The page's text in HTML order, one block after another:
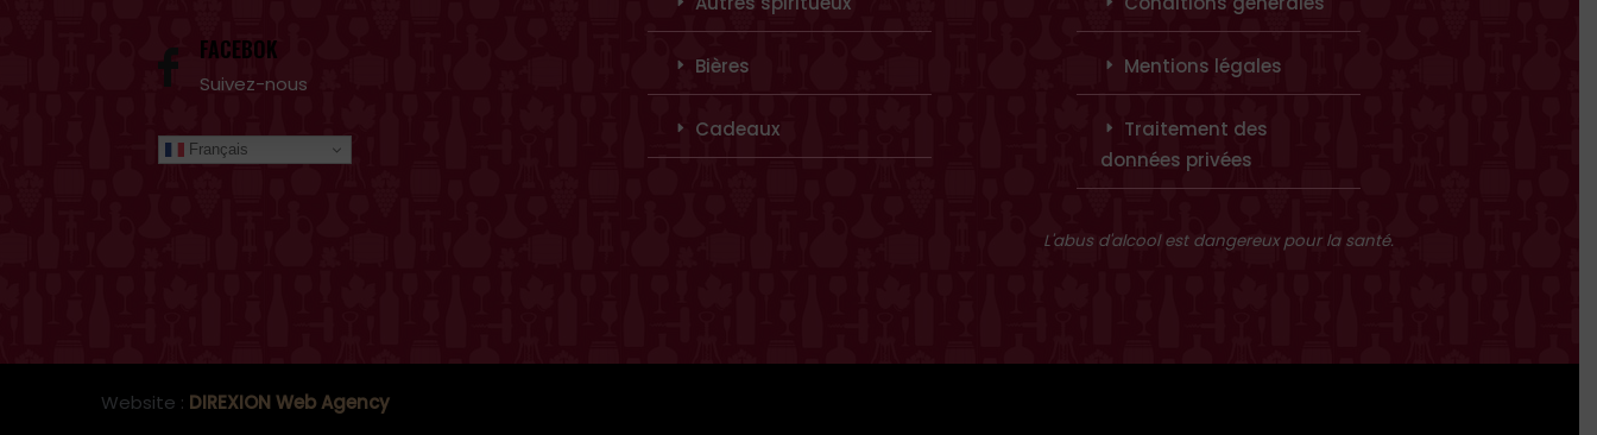
FACEBOK
Suivez-nous
Français
Bières
Cadeaux
Mentions légales
Traitement des
données privées
L'abus d'alcool est dangereux pour la santé.
Website : DIREXION Web Agency